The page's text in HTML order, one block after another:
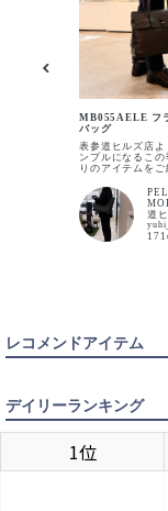
BLACK
MB055AELE フ
バッグ
表参道ヒルズ店よ
ンプルになるこの
りのアイテムをご
になりやすい時期
フォーカスしてス
活かすのは如何で
の際に活躍出来る
クロコダイル調の
たアイテムです。 フラップトー
道
レコメンドアイテム
デイリーランキング
1位